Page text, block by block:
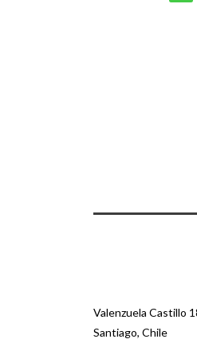
Valenzuela Castillo
Santiago, Chile